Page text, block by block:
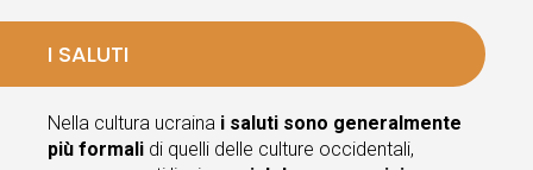
I SALUTI
Nella cultura ucraina i saluti sono generalmente
più formali di quelli delle culture occidentali,